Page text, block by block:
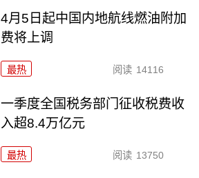
4月5日起中国内地航线燃油附加
费将上调
最热 阅读 14116
一季度全国税务部门征收税费收
入超8.4万亿元
最热 阅读 13750